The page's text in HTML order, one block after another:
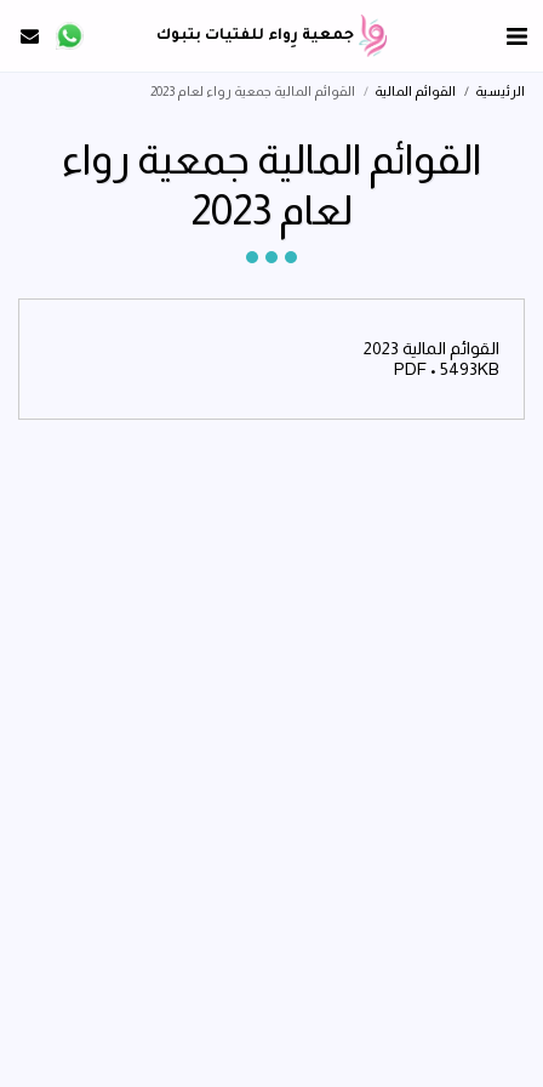
جمعية رِواء للفتيات بتبوك
الرئيسية القوائم المالية القوائم المالية جمعية رواء لعام 2023
القوائم المالية جمعية رواء
لعام 2023
القوائم المالية 2023
PDF • 5493KB